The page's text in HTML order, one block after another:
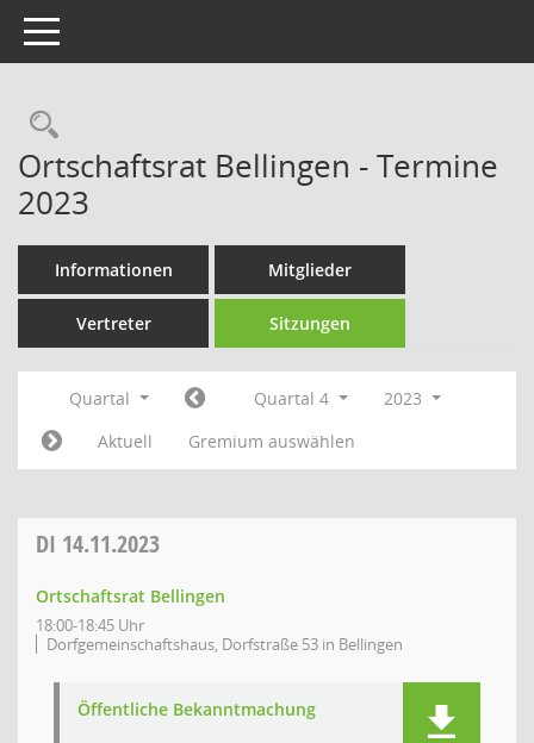
Toggle navigation
Rechercheauswahl
Ortschaftsrat Bellingen - Termine
2023
Informationen Mitglieder
Vertreter Sitzungen
Quartal Quartal 4
2023
Aktuell
Gremium auswählen
DI 14.11.2023
Ortschaftsrat Bellingen
18:00-18:45 Uhr
Dorfgemeinschaftshaus, Dorfstraße 53 in Bellingen
Öffentliche Bekanntmachung